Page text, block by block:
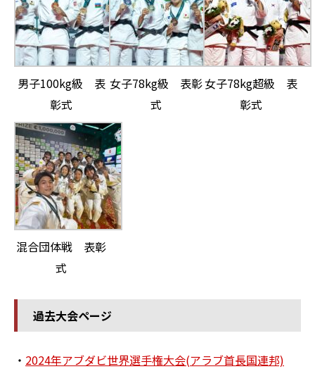
男子100kg級 表
彰式
女子78kg級 表彰
式
女子78kg超級 表
彰式
混合団体戦 表彰
式
過去大会ページ
・ 2024年アブダビ世界選手権大会(アラブ首長国連邦)